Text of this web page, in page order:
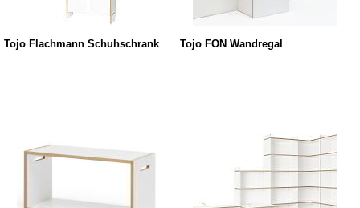
Tojo Flachmann Schuhschrank Tojo FON Wandregal